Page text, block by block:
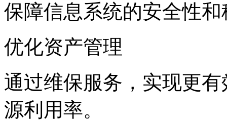
保障信息系统的安全性和
优化资产管理
通过维保服务，实现更
源利用率。